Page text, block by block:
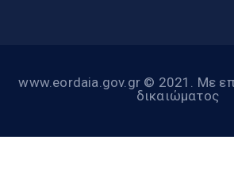
www.eordaia.gov.gr © 2021. Με
δικαιώματος